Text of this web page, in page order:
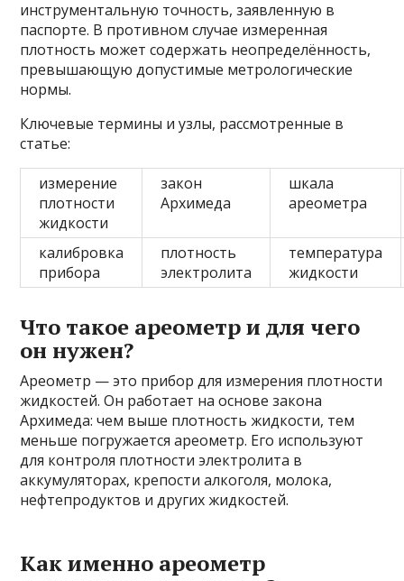
инструментальную точность, заявленную в
паспорте. В противном случае измеренная
плотность может содержать неопределённость,
превышающую допустимые метрологические
нормы.
Ключевые термины и узлы, рассмотренные в
статье:
измерение
плотности
жидкости
закон
Архимеда
шкала
ареометра
калибровка
прибора
плотность
электролита
температура
жидкости
Что такое ареометр и для чего
он нужен?
Ареометр — это прибор для измерения плотности
жидкостей. Он работает на основе закона
Архимеда: чем выше плотность жидкости, тем
меньше погружается ареометр. Его используют
для контроля плотности электролита в
аккумуляторах, крепости алкоголя, молока,
нефтепродуктов и других жидкостей.
Как именно ареометр